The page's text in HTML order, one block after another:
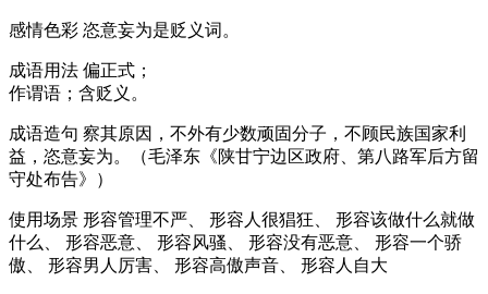
感情色彩 恣意妄为是贬义词。
成语用法 偏正式；
作谓语；含贬义。
成语造句 察其原因，不外有少数顽固分子，不顾民族国家利
益，恣意妄为。（毛泽东《陕甘宁边区政府、第八路军后方留
守处布告》）
使用场景 形容管理不严、 形容人很猖狂、 形容该做什么就做
什么、 形容恶意、 形容风骚、 形容没有恶意、 形容一个骄
傲、 形容男人厉害、 形容高傲声音、 形容人自大